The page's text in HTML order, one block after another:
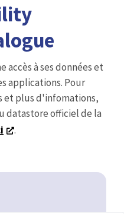
accès à ses données et
applications. Pour
et plus d'infomations,
datastore officiel de la
.